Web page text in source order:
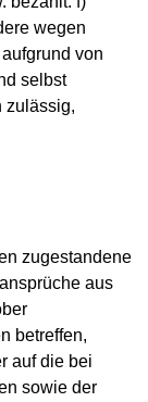
wegen
von
selbst
zulässig,
zugestandene
aus
betreffen,
auf die bei
sowie der